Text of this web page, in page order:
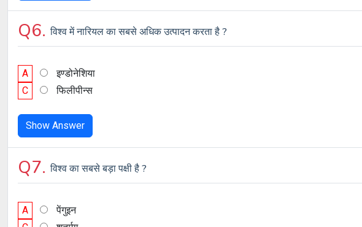
Q6.विश्व में नारियल का सबसे अधिक उत्पादन करता है ?
A इण्डोनेशिया
C
फिलीपीन्स
Show Answer
Q7.विश्व का सबसे बड़ा पक्षी है ?
A पेंगुइन